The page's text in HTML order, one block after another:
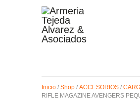
MIRAS
MUNICIONES
Inicio / Shop / ACCESORIOS /
RIFLE MAGAZINE AVENGERS